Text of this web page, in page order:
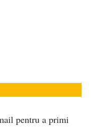
pentru a primi